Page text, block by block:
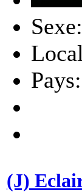
Sexe:
Pays:
(J)